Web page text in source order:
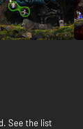
See the list